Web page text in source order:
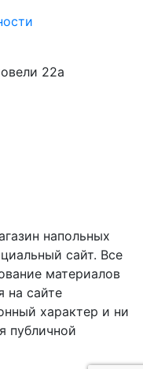
22а
напольных
сайт. Все
материалов
на сайте
характер и ни
публичной